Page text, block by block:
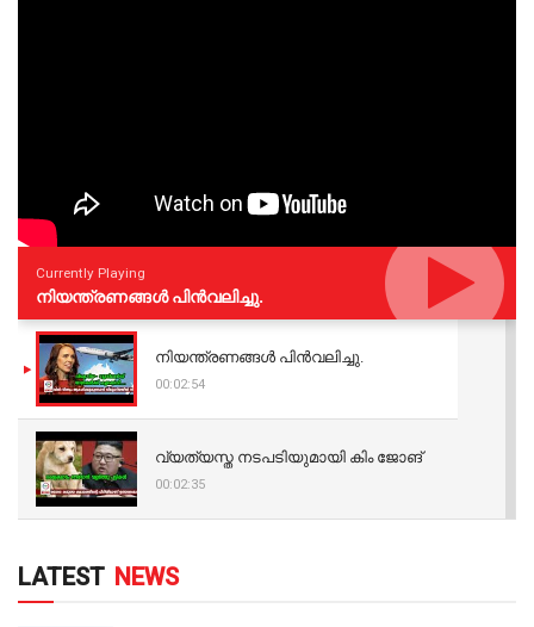
Currently Playing
നിയന്ത്രണങ്ങള്‍ പിന്‍വലിച്ചു.
നിയന്ത്രണങ്ങള്‍ പിന്‍വലിച്ചു.
00:02:54
വ്യത്യസ്ത നടപടിയുമായി കിം ജോങ്
00:02:35
LATEST NEWS